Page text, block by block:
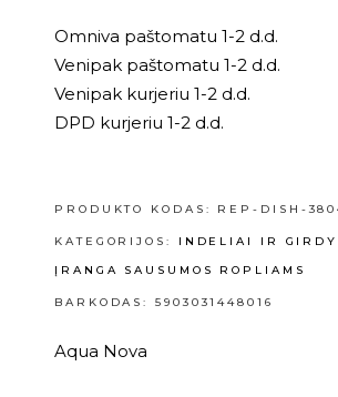
Omniva paštomatu 1-2 d.d.
Venipak paštomatu 1-2 d.d.
Venipak kurjeriu 1-2 d.d.
DPD kurjeriu 1-2 d.d.
PRODUKTO KODAS: REP-DISH-
KATEGORIJOS: INDELIAI IR
ĮRANGA SAUSUMOS ROPLIAMS
BARKODAS: 5903031448016
Aqua Nova